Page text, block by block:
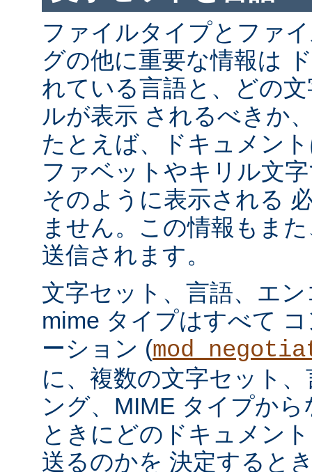
ファイルタイプとファ
グの他に重要な情報は
れている言語と、どの
ルが表示 されるべきか
たとえば、ドキュメン
ファベットやキリル文
そのように表示される
ません。この情報もま
送信されます。
文字セット、言語、エ
mime タイプはすべて
ーション (
に、複数の文字セット
ング、MIME タイプか
ときにどのドキュメン
送るのかを 決定すると